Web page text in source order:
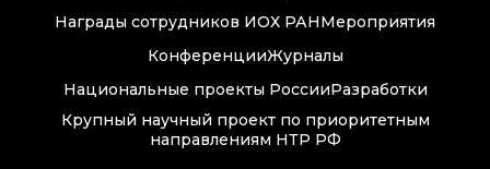
Награды сотрудников ИОХ РАНМероприятия
КонференцииЖурналы
Национальные проекты РоссииРазработки
Крупный научный проект по приоритетным
направлениям НТР РФ